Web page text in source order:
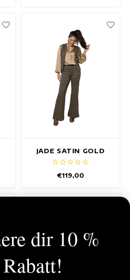
JADE SATIN GOLD
TOP
€119,00
dir 10 %
Rabatt!